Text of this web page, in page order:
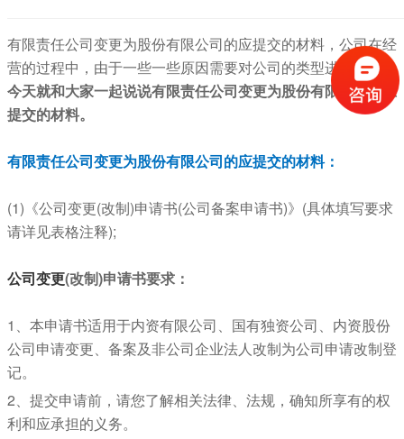
有限责任公司变更为股份有限公司的应提交的材料，公司在经
营的过程中，由于一些一些原因需要对公司的类型进行变更，
今天就和大家一起说说有限责任公司变更为股份有限公司的应
提交的材料。
有限责任公司变更为股份有限公司的应提交的材料：
(1)《公司变更(改制)申请书(公司备案申请书)》(具体填写要求
请详见表格注释);
公司变更(改制)申请书要求：
1、本申请书适用于内资有限公司、国有独资公司、内资股份
公司申请变更、备案及非公司企业法人改制为公司申请改制登
记。
2、提交申请前，请您了解相关法律、法规，确知所享有的权
利和应承担的义务。